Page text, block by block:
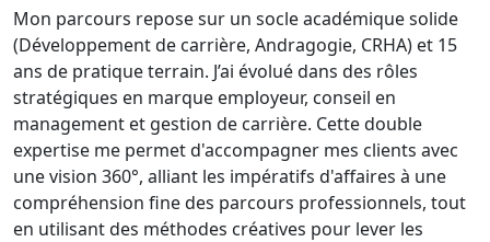
Mon parcours repose sur un socle académique solide
(Développement de carrière, Andragogie, CRHA) et 15
ans de pratique terrain. J’ai évolué dans des rôles
stratégiques en marque employeur, conseil en
management et gestion de carrière. Cette double
expertise me permet d'accompagner mes clients avec
une vision 360°, alliant les impératifs d'affaires à une
compréhension fine des parcours professionnels, tout
en utilisant des méthodes créatives pour lever les